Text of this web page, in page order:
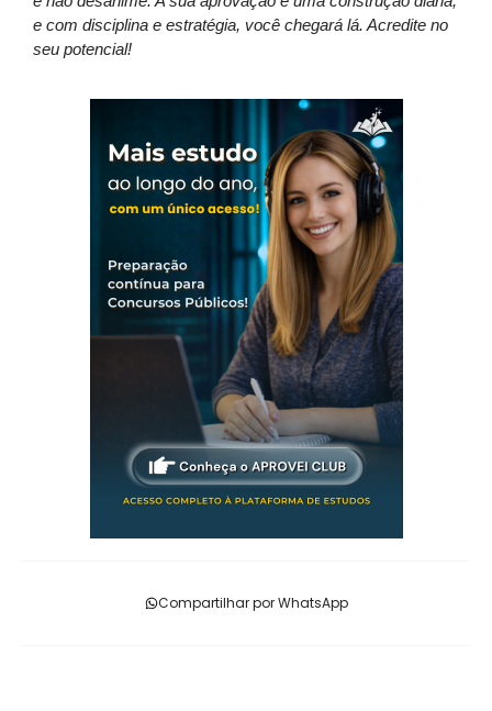
e com disciplina e estratégia, você chegará lá. Acredite no
seu potencial!
Compartilhar por WhatsApp